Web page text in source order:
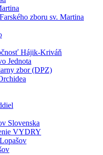
zboru sv. Martina
Hájik-Kriváň
Jednota
zbor (DPZ)
Slovenska
VYDRY